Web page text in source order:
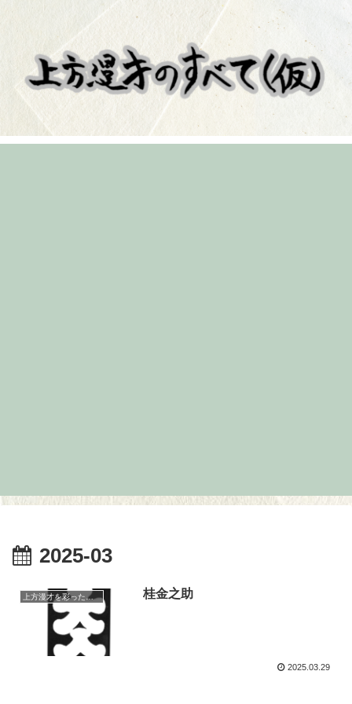
2025-03
上方漫才を彩った人々（仮） 桂金之助
2025.03.29